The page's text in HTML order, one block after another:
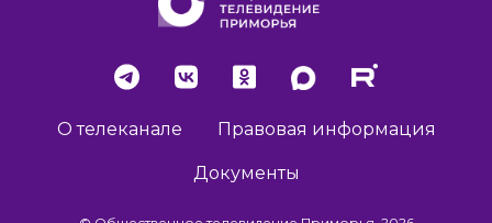
О телеканале Правовая информация
Документы